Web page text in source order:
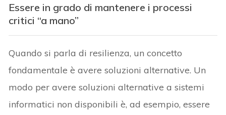
Essere in grado di mantenere i processi
critici “a mano”
Quando si parla di resilienza, un concetto
fondamentale è avere soluzioni alternative. Un
modo per avere soluzioni alternative a sistemi
informatici non disponibili è, ad esempio, essere